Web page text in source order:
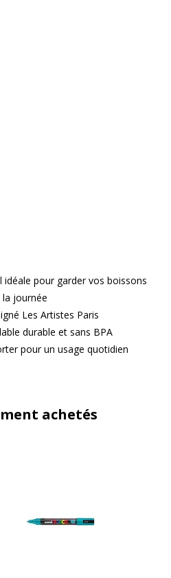
pour garder vos boissons
journée
Les Artistes Paris
durable et sans BPA
pour un usage quotidien
achetés